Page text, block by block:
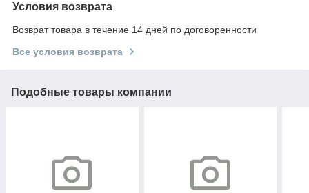
Условия возврата
Возврат товара в течение 14 дней по договоренности
Все условия возврата
Подобные товары компании